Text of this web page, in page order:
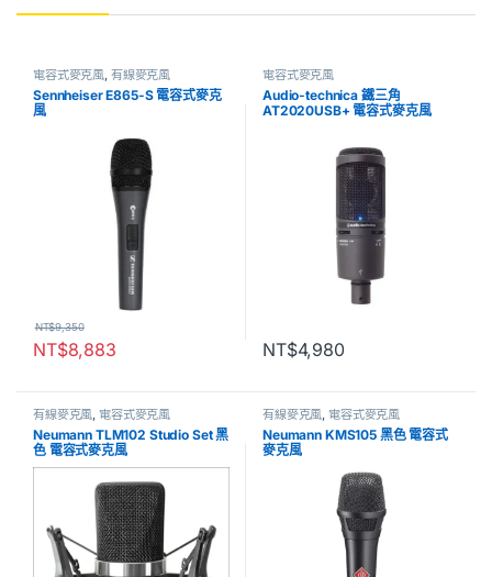
電容式麥克風, 有線麥克風
Sennheiser E865-S 電容式麥克
風
NT$8,883
NT$9,350
電容式麥克風
Audio-technica 鐵三角
AT2020USB+ 電容式麥克風
NT$4,980
有線麥克風, 電容式麥克風
Neumann TLM102 Studio Set 黑
色 電容式麥克風
有線麥克風, 電容式麥克風
Neumann KMS105 黑色 電容式
麥克風